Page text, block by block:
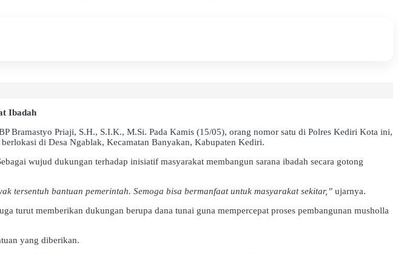
Ibadah
Bramastyo Priaji, S.H., S.I.K., M.Si. Pada Kamis (15/05), orang nomor satu di Polres Kediri Kota ini,
di Desa Ngablak, Kecamatan Banyakan, Kabupaten Kediri.
wujud dukungan terhadap inisiatif masyarakat membangun sarana ibadah secara gotong
tersentuh bantuan pemerintah. Semoga bisa bermanfaat untuk masyarakat sekitar,” ujarnya.
turut memberikan dukungan berupa dana tunai guna mempercepat proses pembangunan musholla
yang diberikan.